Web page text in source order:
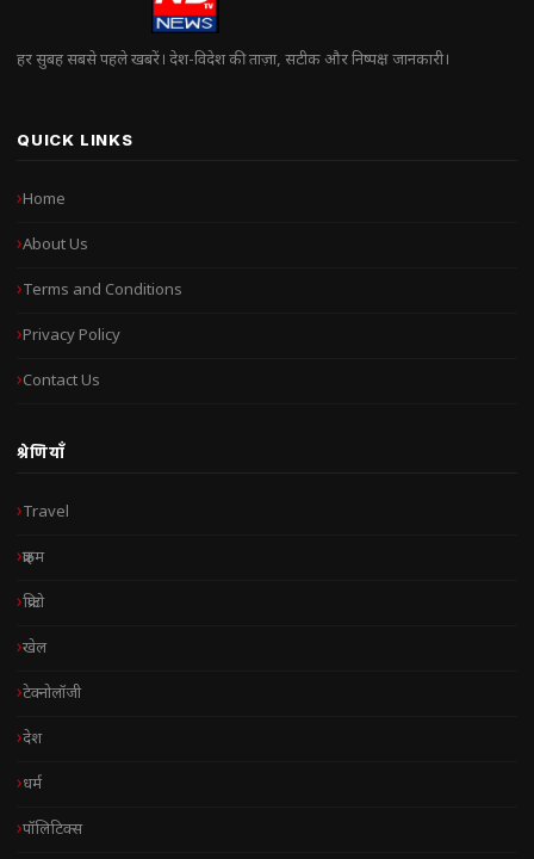
हर सुबह सबसे पहले खबरें। देश-विदेश की ताज़ा, सटीक और निष्पक्ष जानकारी।
QUICK LINKS
Home
About Us
Terms and Conditions
Privacy Policy
Contact Us
श्रेणियाँ
Travel
क्राइम
क्रिप्टो
खेल
टेक्नोलॉजी
देश
धर्म
पॉलिटिक्स